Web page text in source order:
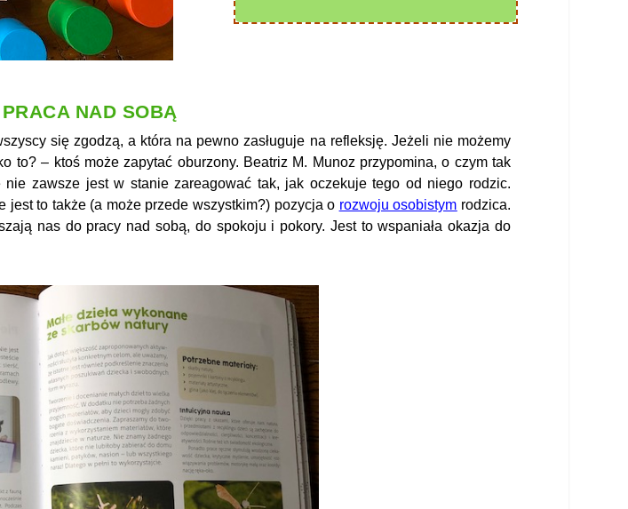
NAD SOBĄ
się zgodzą, a która na pewno zasługuje na refleksję. Jeżeli nie możemy
to? – ktoś może zapytać oburzony. Beatriz M. Munoz przypomina, o czym tak
zawsze jest w stanie zareagować tak, jak oczekuje tego od niego rodzic.
jest to także (a może przede wszystkim?) pozycja o rozwoju osobistym rodzica.
nas do pracy nad sobą, do spokoju i pokory. Jest to wspaniała okazja do